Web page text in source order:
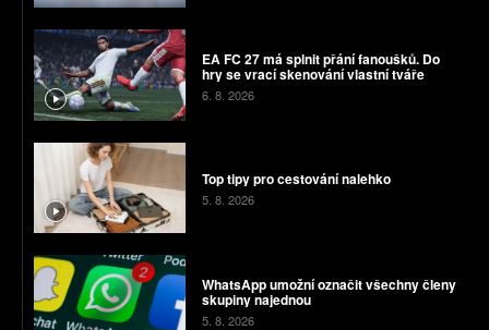
EA FC 27 má splnit přání fanoušků. Do
hry se vrací skenování vlastní tváře
6. 8. 2026
Top tipy pro cestování nalehko
5. 8. 2026
WhatsApp umožní označit všechny členy
skupiny najednou
5. 8. 2026